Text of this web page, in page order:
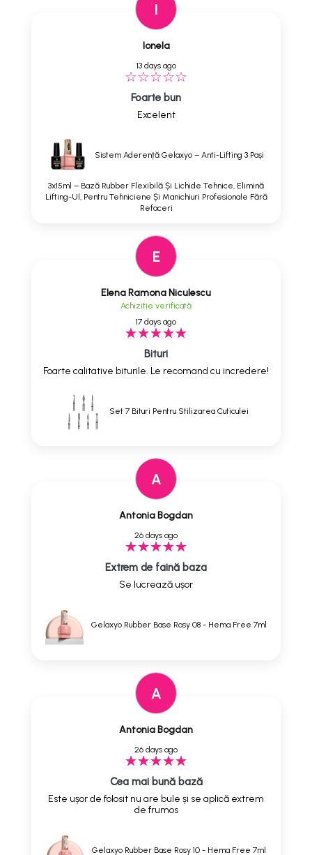
I
Ionela
13 days ago
Foarte bun
Excelent
Sistem Aderență Gelaxyo – Anti-Lifting 3 Pași
3x15ml – Bază Rubber Flexibilă Și Lichide Tehnice, Elimină
Lifting-Ul, Pentru Tehniciene Și Manichiuri Profesionale Fără
Refaceri
E
Elena Ramona Niculescu
Achizitie verificată
17 days ago
Bituri
Foarte calitative biturile. Le recomand cu incredere!
Set 7 Bituri Pentru Stilizarea Cuticulei
A
Antonia Bogdan
26 days ago
Extrem de faină baza
Se lucrează ușor
Gelaxyo Rubber Base Rosy 08 - Hema Free 7ml
A
Antonia Bogdan
26 days ago
Cea mai bună bază
Este ușor de folosit nu are bule și se aplică extrem
de frumos
Gelaxyo Rubber Base Rosy 10 - Hema Free 7ml